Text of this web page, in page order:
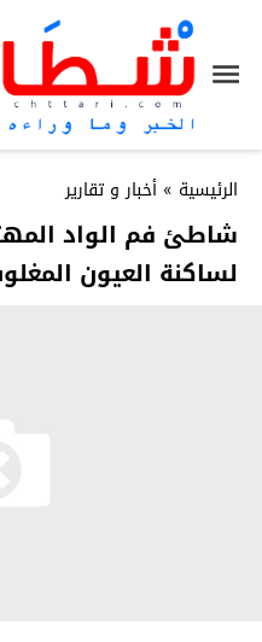
الرئيسية » أخبار و تقارير
شاطئ فم الواد
لساكنة العيون